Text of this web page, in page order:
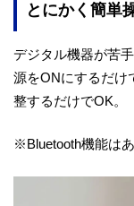
とにかく簡単
デジタル機器が苦
源をONにするだけ
整するだけでOK。
※Bluetooth機能は